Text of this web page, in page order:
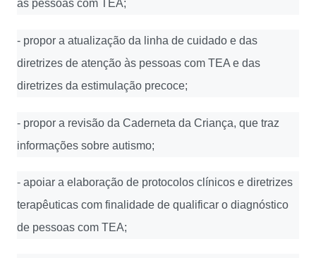
às pessoas com TEA;
- propor a atualização da linha de cuidado e das
diretrizes de atenção às pessoas com TEA e das
diretrizes da estimulação precoce;
- propor a revisão da Caderneta da Criança, que traz
informações sobre autismo;
- apoiar a elaboração de protocolos clínicos e diretrizes
terapêuticas com finalidade de qualificar o diagnóstico
de pessoas com TEA;